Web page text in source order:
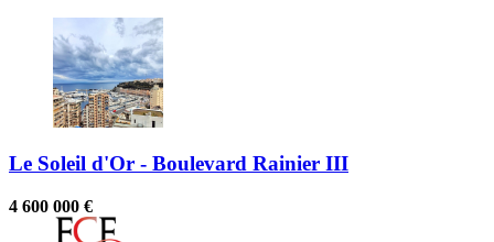
Le Soleil d'Or - Boulevard Rainier III
4 600 000 €